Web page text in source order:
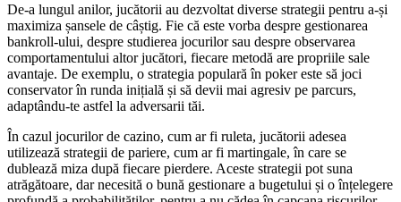
De-a lungul anilor, jucătorii au dezvoltat diverse strategii pentru a-și
maximiza șansele de câștig. Fie că este vorba despre gestionarea
bankroll-ului, despre studierea jocurilor sau despre observarea
comportamentului altor jucători, fiecare metodă are propriile sale
avantaje. De exemplu, o strategia populară în poker este să joci
conservator în runda inițială și să devii mai agresiv pe parcurs,
adaptându-te astfel la adversarii tăi.
În cazul jocurilor de cazino, cum ar fi ruleta, jucătorii adesea
utilizează strategii de pariere, cum ar fi martingale, în care se
dublează miza după fiecare pierdere. Aceste strategii pot suna
atrăgătoare, dar necesită o bună gestionare a bugetului și o înțelegere